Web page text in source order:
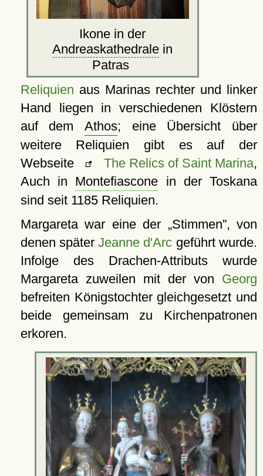
Ikone in der
Andreaskathedrale in
Patras
Reliquien aus Marinas rechter und linker
Hand liegen in verschiedenen Klöstern
auf demAthos; eine Übersicht über
weitere Reliquien gibt es auf der
Webseite
The Relics of Saint Marina,
Auch in Montefiascone in der Toskana
sind seit 1185 Reliquien.
Margareta war eine der
Stimmen , von
denen späterJeanne d'Arc geführt wurde.
Infolge des Drachen-Attributs wurde
Margareta zuweilen mit der von Georg
befreiten Königstochter gleichgesetzt und
beide gemeinsam zu Kirchenpatronen
erkoren.